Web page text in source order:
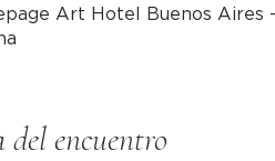
Art Hotel Buenos Aires
del encuentro